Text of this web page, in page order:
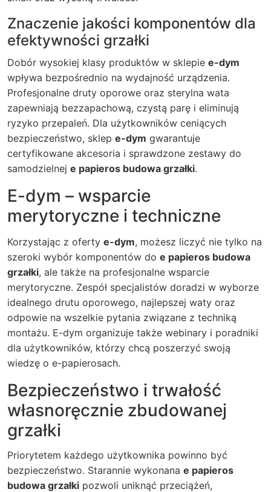
Znaczenie jakości komponentów dla
efektywności grzałki
Dobór wysokiej klasy produktów w sklepie e-dym
wpływa bezpośrednio na wydajność urządzenia.
Profesjonalne druty oporowe oraz sterylna wata
zapewniają bezzapachową, czystą parę i eliminują
ryzyko przepaleń. Dla użytkowników ceniących
bezpieczeństwo, sklep e-dym gwarantuje
certyfikowane akcesoria i sprawdzone zestawy do
samodzielnej e papieros budowa grzałki.
E-dym – wsparcie
merytoryczne i techniczne
Korzystając z oferty e-dym, możesz liczyć nie tylko na
szeroki wybór komponentów do e papieros budowa
grzałki, ale także na profesjonalne wsparcie
merytoryczne. Zespół specjalistów doradzi w wyborze
idealnego drutu oporowego, najlepszej waty oraz
odpowie na wszelkie pytania związane z techniką
montażu. E-dym organizuje także webinary i poradniki
dla użytkowników, którzy chcą poszerzyć swoją
wiedzę o e-papierosach.
Bezpieczeństwo i trwałość
własnoręcznie zbudowanej
grzałki
Priorytetem każdego użytkownika powinno być
bezpieczeństwo. Starannie wykonana e papieros
budowa grzałki pozwoli uniknąć przeciążeń,